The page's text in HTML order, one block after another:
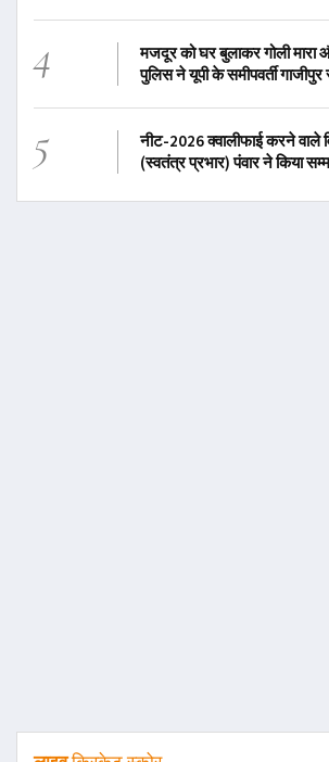
4
मजदूर को घर बुलाकर गोली
पुलिस ने यूपी के समीपवर्ती
5
नीट-2026 क्वालीफाई करने वाले
(स्वतंत्र प्रभार) पंवार ने किया